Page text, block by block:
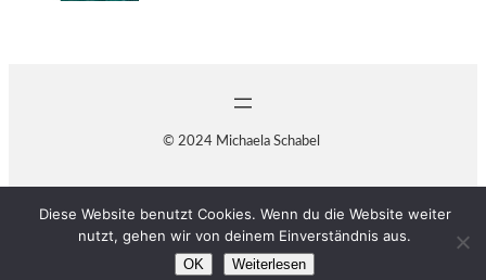
© 2024 Michaela Schabel
Diese Website benutzt Cookies. Wenn du die Website weiter
nutzt, gehen wir von deinem Einverständnis aus.
OK Weiterlesen